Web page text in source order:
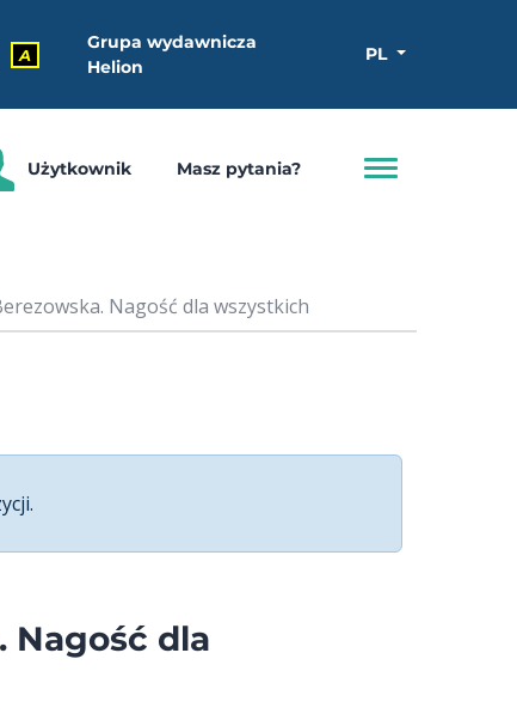
A
Grupa wydawnicza
Helion
PL
Użytkownik Masz pytania?
Nagość dla wszystkich
Nagość dla